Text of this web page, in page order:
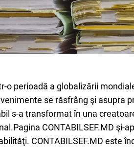
o perioadă a globalizării
se răsfrâng şi asupra
s-a transformat în una
CONTABILSEF.MD şi-
CONTABILSEF.MD este